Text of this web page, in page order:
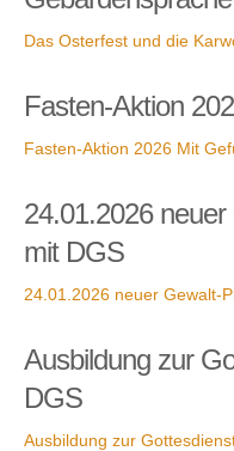
Das Osterfest und die
Fasten-Aktion
Fasten-Aktion 2026 Mit
24.01.2026
mit DGS
24.01.2026 neuer Gewalt-
Ausbildung zur
DGS
Ausbildung zur